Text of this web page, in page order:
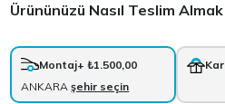
Ürününüzü Nasıl Teslim
Montaj+ ₺1.500,00
ANKARAşehir seçin